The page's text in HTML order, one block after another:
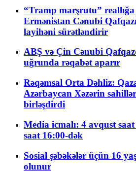
“Tramp marşrutu”
Ermənistan Cənubi
layihəni sürətləndirir
ABŞ və Çin Cənubi
uğrunda rəqabət aparır
Rəqəmsal Orta Dəhliz:
Azərbaycan Xəzərin
birləşdirdi
Media icmalı: 4 avqust
saat 16:00-dək
Sosial şəbəkələr üçün 16
olunur